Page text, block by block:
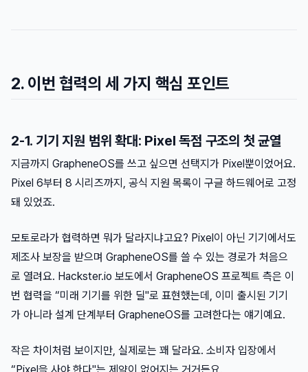
2. 이번 협력의 세 가지 핵심 포인트
2-1. 기기 지원 범위 확대: Pixel 독점 구조의 첫 균열
지금까지 GrapheneOS를 쓰고 싶으면 선택지가 Pixel뿐이었어요.
Pixel 6부터 8 시리즈까지, 공식 지원 목록이 구글 하드웨어로 고정
돼 있었죠.
모토로라가 협력하면 뭐가 달라지냐고요? Pixel이 아닌 기기에서도
제조사 보장을 받으며 GrapheneOS를 쓸 수 있는 경로가 처음으
로 열려요. Hackster.io 보도에서 GrapheneOS 프로젝트 측은 이
번 협력을 “미래 기기를 위한 딜"로 표현했는데, 이미 출시된 기기
가 아니라 설계 단계부터 GrapheneOS를 고려한다는 얘기예요.
작은 차이처럼 보이지만, 실제로는 꽤 달라요. 소비자 입장에서